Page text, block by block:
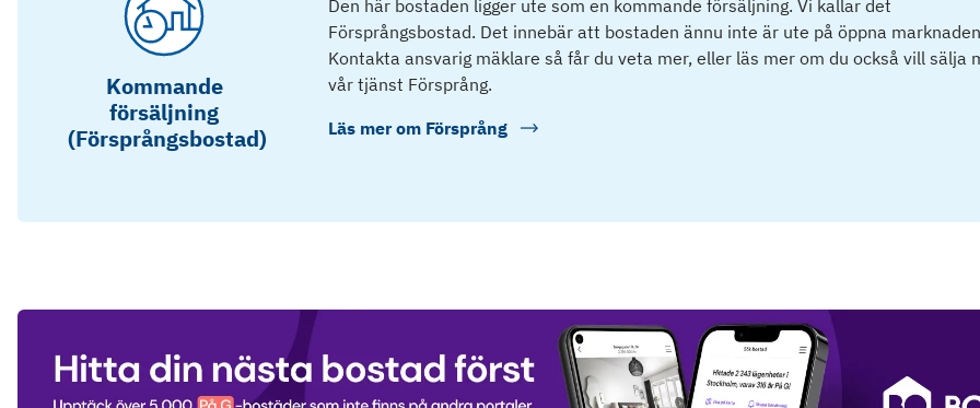
Kommande
försäljning
(Försprångsbostad)
Den här bostaden ligger ute som en kommande försäljning. Vi kallar det
Försprångsbostad. Det innebär att bostaden ännu inte är ute på öppna
Kontakta ansvarig mäklare så får du veta mer, eller läs mer om du också vill sälja
vår tjänst Försprång.
Läs mer om Försprång